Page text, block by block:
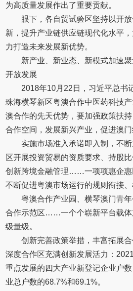
为高质量发展作出了重要贡献。
眼下，各自贸试验区坚持以开
新，提升产业链供应链现代化水平
力打造未来发展新优势。
新产业、新业态、新模式加速
开放发展
2018年10月22日，习近平总书
珠海横琴新区粤澳合作中医药科技
澳合作的先天优势，要加强政策扶
合作空间，发展新兴产业，促进澳
实施市场准入承诺即入制，不
区开展投资贸易的资质要求、持股
创新跨境金融管理……一项项惠企惠
不断促进粤澳市场运行的规则衔接、
粤澳合作产业园、横琴澳门青
合作示范区……一个个崭新平台载体
级量级。
创新完善政策举措，丰富拓展
深度合作区充满创新发展活力：
重点发展的四大产业新登记企业户
业总户数的68.7%和69.1%。